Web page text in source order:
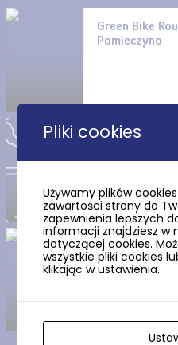
Green Bike
Pomieczyno
Blue Bike
Route No. 2 –
Pliki cookies
Używamy plików
zawartości strony do
zapewnienia lepszych
informacji znajdziesz w
dotyczącej cookies.
wszystkie pliki cookies
klikając w ustawienia.